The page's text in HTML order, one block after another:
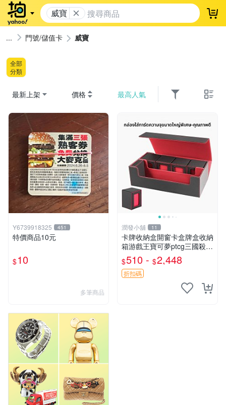
威寶 登
門號/儲值卡 威寶
全部
分類
最新上架 價格 最高人氣
Y6739918325 451
特價商品10元
$10
多筆商品
潤發小舖 11
卡牌收納盒開窗卡盒牌盒收納
箱游戲王寶可夢ptcg三國殺海
賊王dtcg
$510 - $2,448
折扣碼